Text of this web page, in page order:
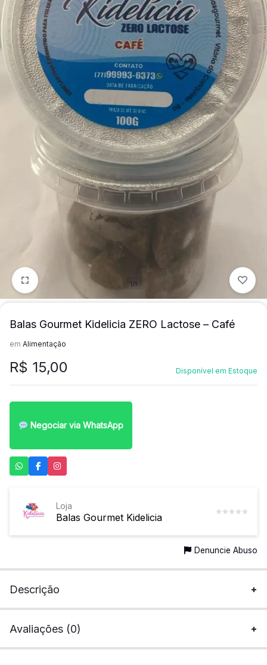
mais
precisa!
1/1
Balas Gourmet Kidelicia ZERO Lactose – Café
em Alimentação
R$ 15,00 Disponível em Estoque
Negociar via WhatsApp
Balas Gourmet Kidelicia
Loja
Denuncie Abuso
Descrição
Avaliações (0)